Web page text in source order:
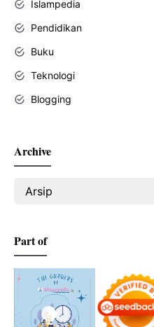
Islampedia
Pendidikan
Buku
Teknologi
Blogging
Archive
Part of